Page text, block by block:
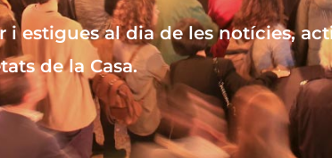
i estigues al dia de les notícies,
de la Casa.